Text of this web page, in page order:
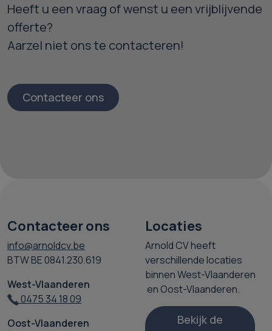
Heeft u een vraag of wenst u een vrijblijvende
offerte?
Aarzel niet ons te contacteren!
Contacteer ons
Contacteer ons
info@arnoldcv.be
BTW BE 0841.230.619
West-Vlaanderen
0475 34 18 09
Oost-Vlaanderen
Locaties
Arnold CV heeft
verschillende locaties
binnen West-Vlaanderen
en Oost-Vlaanderen.
Bekijk de